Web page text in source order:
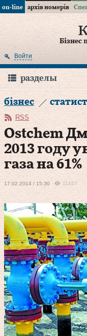
on-line архів номерів
Бізнес
Войти
разделы
бізнес
RSS
Ostchem
2013 году
газа на 61%
17.02.2014 / 15:30 11427